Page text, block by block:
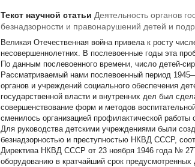
Текст научной статьи Деятельность органов
безнадзорности и правонарушений детей и
Великая Отечественная война привела к росту
несовершеннолетних. В послевоенные годы эта
По данным послевоенного времени, число детей-
Рассматриваемый нами послевоенный период
органов и учреждений социального обеспечения
государственной власти и внутренних дел был
совершенствование форм и методов
сменилось организацией профилактической
Для руководства детскими учреждениями были
безнадзорностью и преступностью НКВД СССР,
Директива НКВД СССР от 23 ноября 1946 года №
оборудованию в кратчайший срок